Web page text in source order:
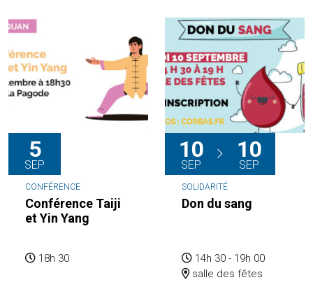
5
SEP
CONFÉRENCE
Conférence Taiji
et Yin Yang
18h 30
10
SEP
10
SEP
SOLIDARITÉ
Don du sang
14h 30 - 19h 00
salle des fêtes